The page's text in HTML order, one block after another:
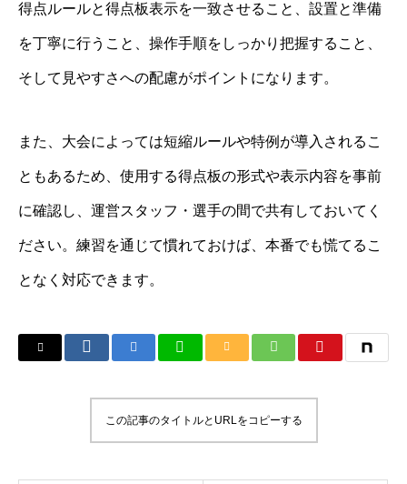
得点ルールと得点板表示を一致させること、設置と準備
を丁寧に行うこと、操作手順をしっかり把握すること、
そして見やすさへの配慮がポイントになります。
また、大会によっては短縮ルールや特例が導入されるこ
ともあるため、使用する得点板の形式や表示内容を事前
に確認し、運営スタッフ・選手の間で共有しておいてく
ださい。練習を通じて慣れておけば、本番でも慌てるこ
となく対応できます。
この記事のタイトルとURLをコピーする